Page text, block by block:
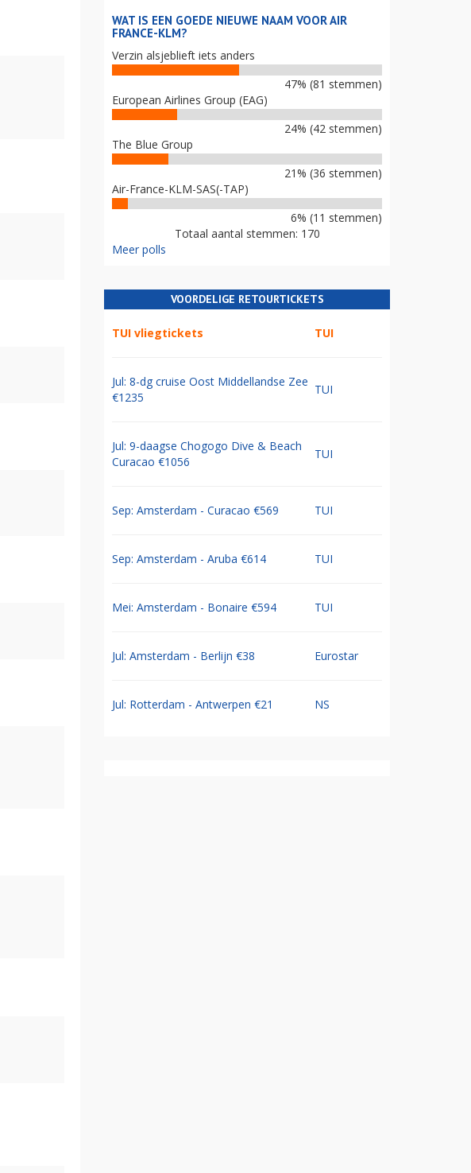
WAT IS EEN GOEDE NIEUWE NAAM VOOR AIR
FRANCE-KLM?
Verzin alsjeblieft iets anders
47% (81 stemmen)
European Airlines Group (EAG)
24% (42 stemmen)
The Blue Group
21% (36 stemmen)
Air-France-KLM-SAS(-TAP)
6% (11 stemmen)
Totaal aantal stemmen: 170
Meer polls
VOORDELIGE RETOURTICKETS
TUI vliegtickets TUI
Jul: 8-dg cruise Oost Middellandse Zee
€1235
TUI
Jul: 9-daagse Chogogo Dive & Beach
Curacao €1056
TUI
Sep: Amsterdam - Curacao €569 TUI
Sep: Amsterdam - Aruba €614 TUI
Mei: Amsterdam - Bonaire €594 TUI
Jul: Amsterdam - Berlijn €38 Eurostar
Jul: Rotterdam - Antwerpen €21 NS